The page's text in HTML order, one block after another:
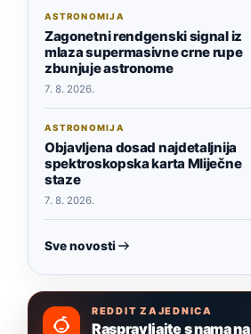
ASTRONOMIJA
Zagonetni rendgenski signal iz
mlaza supermasivne crne rupe
zbunjuje astronome
7. 8. 2026.
ASTRONOMIJA
Objavljena dosad najdetaljnija
spektroskopska karta Mliječne
staze
7. 8. 2026.
Sve novosti
REDDIT ZAJEDNICA
Raspravljajte s nama na